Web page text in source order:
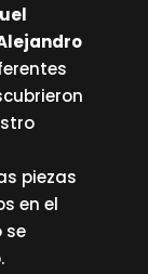
piezas
en el
se